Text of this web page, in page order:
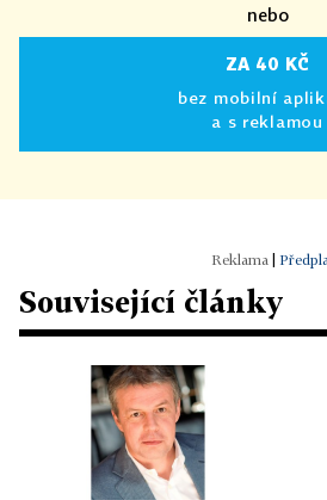
nebo
ZA 40 KČ
bez mobilní
a s reklamou
Související články